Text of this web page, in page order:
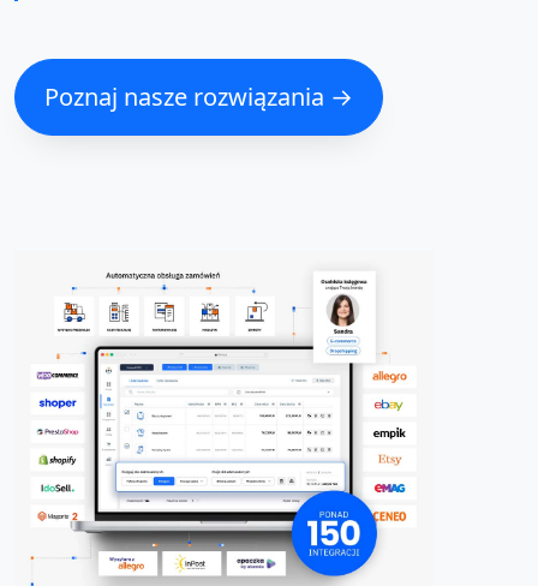
Poznaj nasze rozwiązania →